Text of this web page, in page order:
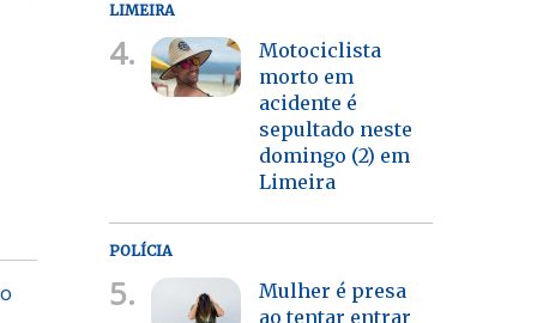
LIMEIRA
4.
Motociclista
morto em
acidente é
sepultado neste
domingo (2) em
Limeira
POLÍCIA
5.
Mulher é presa
ao tentar entrar